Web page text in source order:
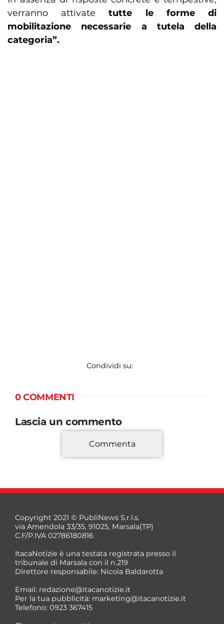
verranno attivatetutte le forme di
mobilitazione necessarie a tutela della
categoria”.
Condividi su:
0 COMMENTI
Lascia un commento
*
*
Commenta
Copyright 2021 © PubliNews S.r.l.s.
via Amendola 33/35, 91025, Marsala(TP)
C.F/P.IVA 02786180816
ItacaNotizie è una testata registrata presso il
tribunale di Marsala con il n.219
Direttore responsabile: Nicola Baldarotta
Email: redazione@itacanotizie.it
Per la tua pubblicità: marketing@itacanotizie.it
Telefono: 0923 367415